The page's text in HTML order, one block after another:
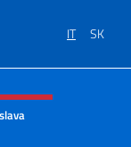
IT SK
menù